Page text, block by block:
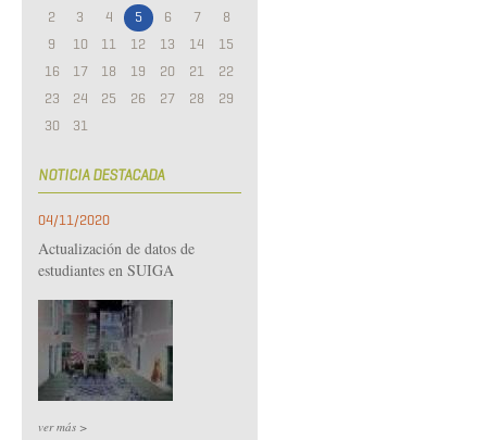
2
3 4 5 6 7
8
9
10 11 12 13 14
15
16
17 18 19 20 21
22
23
24 25 26 27 28
29
30
31
NOTICIA DESTACADA
04/11/2020
Actualización de datos de
estudiantes en SUIGA
ver más >